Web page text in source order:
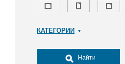
КАТЕГОРИИ
Досуг, туризм и отдых
Найти